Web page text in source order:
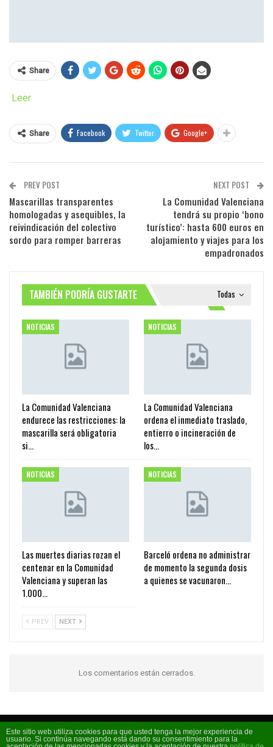
Share
Leer
Share Facebook Twitter Google+
PREV POST
Mascarillas transparentes
homologadas y asequibles, la
reivindicación del colectivo
sordo para romper barreras
NEXT POST
La Comunidad Valenciana
tendrá su propio ‘bono
turístico’: hasta 600 euros en
alojamiento y viajes para los
empadronados
Todas
TAMBIÉN PODRÍA GUSTARTE
NOTICIAS
La Comunidad Valenciana
endurece las restricciones: la
mascarilla será obligatoria
si…
NOTICIAS
La Comunidad Valenciana
ordena el inmediato traslado,
entierro o incineración de
los…
NOTICIAS
Las muertes diarias rozan el
centenar en la Comunidad
Valenciana y superan las
1.000…
NOTICIAS
Barceló ordena no administrar
de momento la segunda dosis
a quienes se vacunaron…
PREV NEXT
Los comentarios están cerrados.
Código FM 2026 - La radio de moda
Este sitio web utiliza cookies para que usted tenga la mejor experiencia de
usuario. Si continúa navegando está dando su consentimiento para la